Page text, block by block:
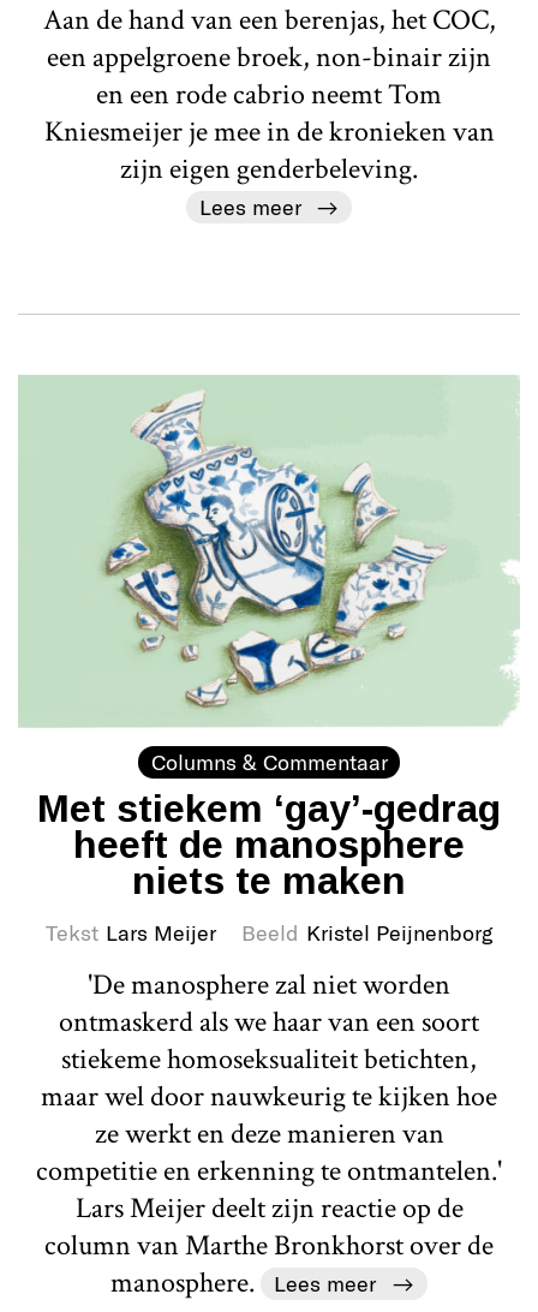
Aan de hand van een berenjas, het COC,
een appelgroene broek, non-binair zijn
en een rode cabrio neemt Tom
Kniesmeijer je mee in de kronieken van
zijn eigen genderbeleving.
Lees meer
Columns & Commentaar
Met stiekem ‘gay’-gedrag
heeft de manosphere
niets te maken
Tekst Lars Meijer Beeld Kristel Peijnenborg
'De manosphere zal niet worden
ontmaskerd als we haar van een soort
stiekeme homoseksualiteit betichten,
maar wel door nauwkeurig te kijken hoe
ze werkt en deze manieren van
competitie en erkenning te ontmantelen.'
Lars Meijer deelt zijn reactie op de
column van Marthe Bronkhorst over de
manosphere.
Lees meer